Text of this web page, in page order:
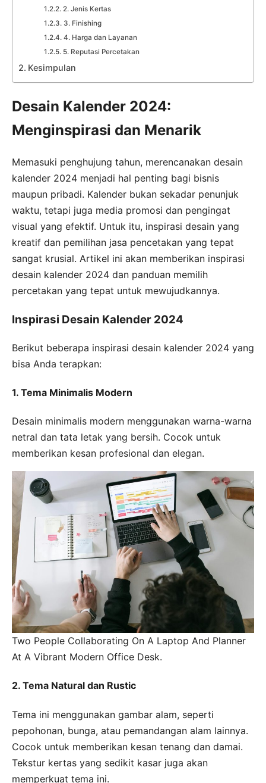
2. Jenis Kertas
3. Finishing
4. Harga dan Layanan
5. Reputasi Percetakan
Kesimpulan
Desain Kalender 2024:
Menginspirasi dan Menarik
Memasuki penghujung tahun, merencanakan desain
kalender 2024 menjadi hal penting bagi bisnis
maupun pribadi. Kalender bukan sekadar penunjuk
waktu, tetapi juga media promosi dan pengingat
visual yang efektif. Untuk itu, inspirasi desain yang
kreatif dan pemilihan jasa pencetakan yang tepat
sangat krusial. Artikel ini akan memberikan inspirasi
desain kalender 2024 dan panduan memilih
percetakan yang tepat untuk mewujudkannya.
Inspirasi Desain Kalender 2024
Berikut beberapa inspirasi desain kalender 2024 yang
bisa Anda terapkan:
1. Tema Minimalis Modern
Desain minimalis modern menggunakan warna-warna
netral dan tata letak yang bersih. Cocok untuk
memberikan kesan profesional dan elegan.
Two People Collaborating On A Laptop And Planner
At A Vibrant Modern Office Desk.
2. Tema Natural dan Rustic
Tema ini menggunakan gambar alam, seperti
pepohonan, bunga, atau pemandangan alam lainnya.
Cocok untuk memberikan kesan tenang dan damai.
Tekstur kertas yang sedikit kasar juga akan
memperkuat tema ini.